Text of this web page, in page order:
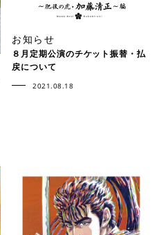
お知らせ
８月定期公演のチケット振替・払
戻について
2021.08.18